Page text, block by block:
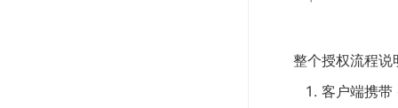
整个授权流程说
客户端携